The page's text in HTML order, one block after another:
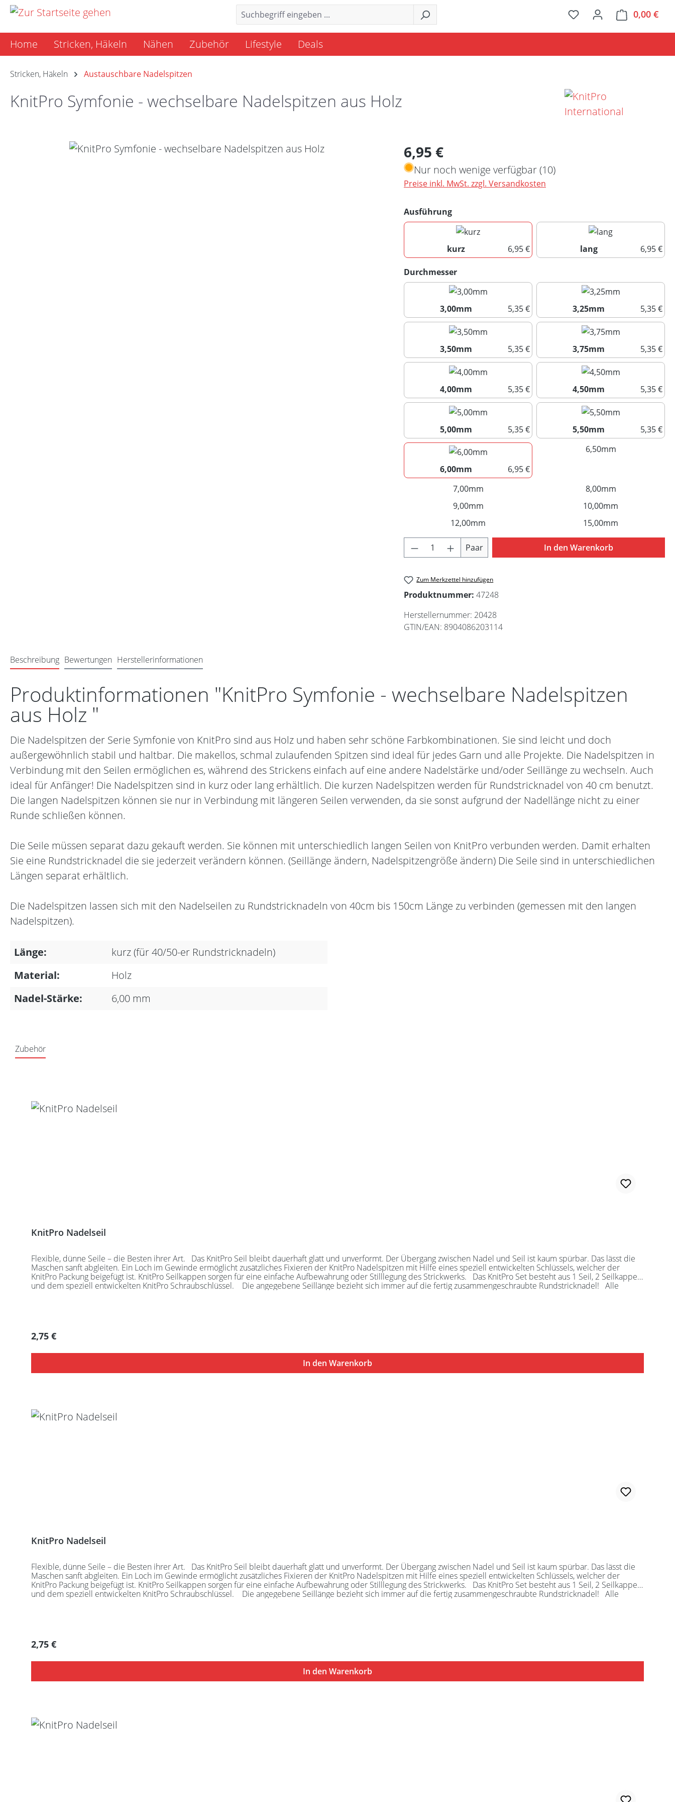
Hauptinhalt springen
Zur Suche springen
Zur Hauptnavigation springen 0,00 €
Home Stricken, Häkeln Nähen Zubehör Lifestyle Deals
Stricken, Häkeln Austauschbare Nadelspitzen
KnitPro Symfonie - wechselbare Nadelspitzen aus Holz
Bildergalerie überspringen Regulärer Preis:
6,95 €
Nur noch wenige verfügbar (10)
Preise inkl. MwSt. zzgl. Versandkosten
Ausführungauswählen
kurz
6,95 €
lang
6,95 €
Durchmesserauswählen
3,00mm
5,35 €
3,00mm
3,25mm
5,35 €
3,25mm
3,50mm
5,35 €
3,50mm
3,75mm
5,35 €
3,75mm
4,00mm
5,35 €
4,00mm
4,50mm
5,35 €
4,50mm
5,00mm
5,35 €
5,00mm
5,50mm
5,35 €
5,50mm
6,00mm
6,95 €
6,00mm
6,50mm(Diese Option
7,00mm(Diese Option ist zurzeit nicht verfügbar.)
8,00mm(Diese Option
9,00mm(Diese Option ist zurzeit nicht verfügbar.)
10,00mm
12,00mm (Diese Option ist zurzeit nicht verfügbar.)
15,00mm
Produkt Anzahl: Gib den gewünschten Wert ein
Paar In den Warenkorb
Zum Merkzettel hinzufügen
Produktnummer: 47248
Herstellernummer: 20428
GTIN/EAN: 8904086203114
Beschreibung Bewertungen Herstellerinformationen
Produktinformationen "KnitPro Symfonie - wechselbare Nadelspitzen
aus Holz "
Die Nadelspitzen der Serie Symfonie von KnitPro sind aus Holz und haben sehr schöne Farbkombinationen. Sie sind leicht und doch
außergewöhnlich stabil und haltbar. Die makellos, schmal zulaufenden Spitzen sind ideal für jedes Garn und alle Projekte. Die Nadelspitzen in
Verbindung mit den Seilen ermöglichen es, während des Strickens einfach auf eine andere Nadelstärke und/oder Seillänge zu wechseln. Auch
ideal für Anfänger! Die Nadelspitzen sind in kurz oder lang erhältlich. Die kurzen Nadelspitzen werden für Rundstricknadel von 40 cm benutzt.
Die langen Nadelspitzen können sie nur in Verbindung mit längeren Seilen verwenden, da sie sonst aufgrund der Nadellänge nicht zu einer
Runde schließen können.
Die Seile müssen separat dazu gekauft werden. Sie können mit unterschiedlich langen Seilen von KnitPro verbunden werden. Damit erhalten
Sie eine Rundstricknadel die sie jederzeit verändern können. (Seillänge ändern, Nadelspitzengröße ändern) Die Seile sind in unterschiedlichen
Längen separat erhältlich.
Die Nadelspitzen lassen sich mit den Nadelseilen zu Rundstricknadeln von 40cm bis 150cm Länge zu verbinden (gemessen mit den langen
Nadelspitzen).
Länge:
kurz (für 40/50-er Rundstricknadeln)
Material:
Holz
Nadel-Stärke:
6,00 mm
Zubehör
KnitPro Nadelseil
Flexible, dünne Seile – die Besten ihrer Art. Das KnitPro Seil bleibt dauerhaft glatt und unverformt. Der Übergang zwischen Nadel und Seil ist kaum spürbar. Das lässt die
Maschen sanft abgleiten. Ein Loch im Gewinde ermöglicht zusätzliches Fixieren der KnitPro Nadelspitzen mit Hilfe eines speziell entwickelten Schlüssels, welcher der
KnitPro Packung beigefügt ist. KnitPro Seilkappen sorgen für eine einfache Aufbewahrung oder Stilllegung des Strickwerks. Das KnitPro Set besteht aus 1 Seil, 2 Seilkappen
und dem speziell entwickelten KnitPro Schraubschlüssel. Die angegebene Seillänge bezieht sich immer auf die fertig zusammengeschraubte Rundstricknadel! Alle
Regulärer Preis:
2,75 €
In den Warenkorb
KnitPro Nadelseil
Flexible, dünne Seile – die Besten ihrer Art. Das KnitPro Seil bleibt dauerhaft glatt und unverformt. Der Übergang zwischen Nadel und Seil ist kaum spürbar. Das lässt die
Maschen sanft abgleiten. Ein Loch im Gewinde ermöglicht zusätzliches Fixieren der KnitPro Nadelspitzen mit Hilfe eines speziell entwickelten Schlüssels, welcher der
KnitPro Packung beigefügt ist. KnitPro Seilkappen sorgen für eine einfache Aufbewahrung oder Stilllegung des Strickwerks. Das KnitPro Set besteht aus 1 Seil, 2 Seilkappen
und dem speziell entwickelten KnitPro Schraubschlüssel. Die angegebene Seillänge bezieht sich immer auf die fertig zusammengeschraubte Rundstricknadel! Alle
Regulärer Preis:
2,75 €
In den Warenkorb